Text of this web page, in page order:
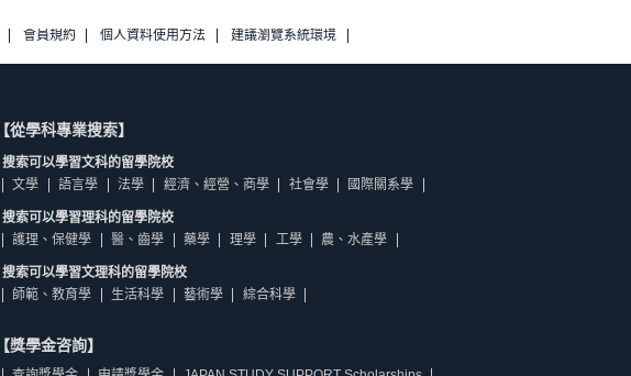
會員規約 個人資料使用方法 建議瀏覽系統環境
【從學科專業搜索】
搜索可以學習文科的留學院校
文學
語言學 法學 經濟、經營、商學 社會學 國際關系學
搜索可以學習理科的留學院校
護理、保健學
醫、齒學 藥學 理學 工學 農、水產學
搜索可以學習文理科的留學院校
師範、教育學
生活科學 藝術學 綜合科學
【獎學金咨詢】